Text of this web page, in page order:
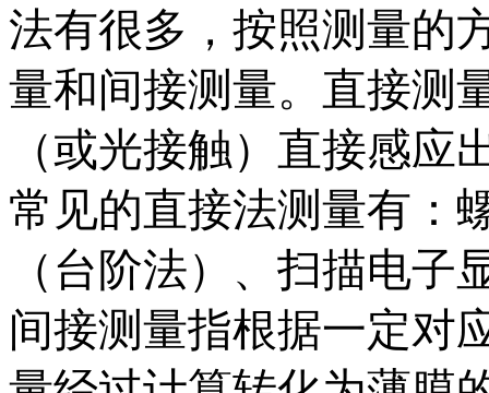
法有很多，按照测量的
量和间接测量。直接测
（或光接触）直接感应
常见的直接法测量有：
（台阶法）、扫描电子
间接测量指根据一定对